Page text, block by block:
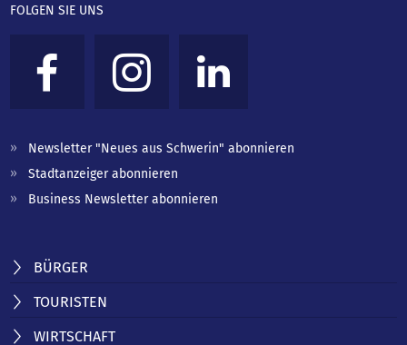
FOLGEN SIE UNS
Newsletter "Neues aus Schwerin" abonnieren
Stadtanzeiger abonnieren
Business Newsletter abonnieren
BÜRGER
TOURISTEN
WIRTSCHAFT